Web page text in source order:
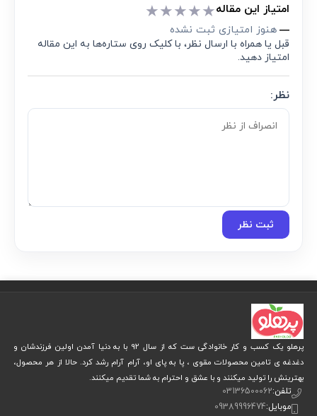
امتیاز این مقاله★
★
★
★
★
— هنوز امتیازی ثبت نشده
قبل یا همراه با ارسال نظر، با کلیک روی ستاره‌ها به این مقاله
امتیاز دهید.
نظر:
ثبت نظر
پرهلو یک کسب و کار خانوادگی ست که از سال 92 با به دنیا آمدن اولین فرزندشان و
دغدغه ی تامین محصولات مقوی ، پا به پای او، آرام آرام رشد کرد. حالا از هر محصول،
بهترینش را تولید میکنند و با عشق و احترام به شما تقدیم میکنند.
تلفن:03136500062
موبایل:09389996474